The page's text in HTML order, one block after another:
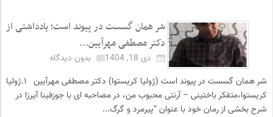
شر همان گسست در پیوند است؛ یادداشتی از
دکتر مصطفی مهرآیین...
دی 18, 1404
بدون دیدگاه
شر همان گسست در پیوند است (ژولیا کریستوا) دکتر مصطفی مهرآیین ۱.ژولیا
کریستوا،متفکر باختینی – آرنتی محبوب من، در مصاحبه ای با جوزفینا آیرزا در
شرح بخشی از رمان خود با عنوان “پیرمرد و گرگ...